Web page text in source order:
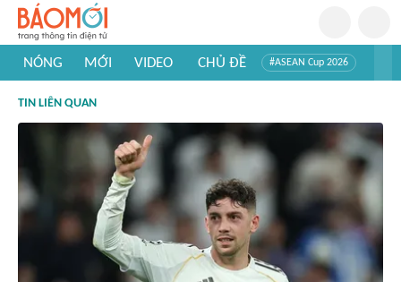
NÓNG MỚI VIDEO CHỦ ĐỀ #ASEAN Cup 2026
#Khám phá thế giới
TIN LIÊN QUAN